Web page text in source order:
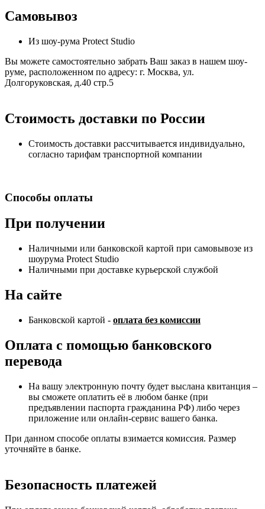
Самовывоз
Из шоу-рума Protect Studio
Вы можете самостоятельно забрать Ваш заказ в нашем шоу-
руме, расположенном по адресу: г. Москва, ул.
Долгоруковская, д.40 стр.5
Стоимость доставки по России
Стоимость доставки рассчитывается индивидуально,
согласно тарифам транспортной компании
Способы оплаты
При получении
Наличными или банковской картой при самовывозе из
шоурума Protect Studio
Наличными при доставке курьерской службой
На сайте
Банковской картой - оплата без комиссии
Оплата с помощью банковского
перевода
На вашу электронную почту будет выслана квитанция –
вы сможете оплатить её в любом банке (при
предъявлении паспорта гражданина РФ) либо через
приложение или онлайн-сервис вашего банка.
При данном способе оплаты взимается комиссия. Размер
уточняйте в банке.
Безопасность платежей